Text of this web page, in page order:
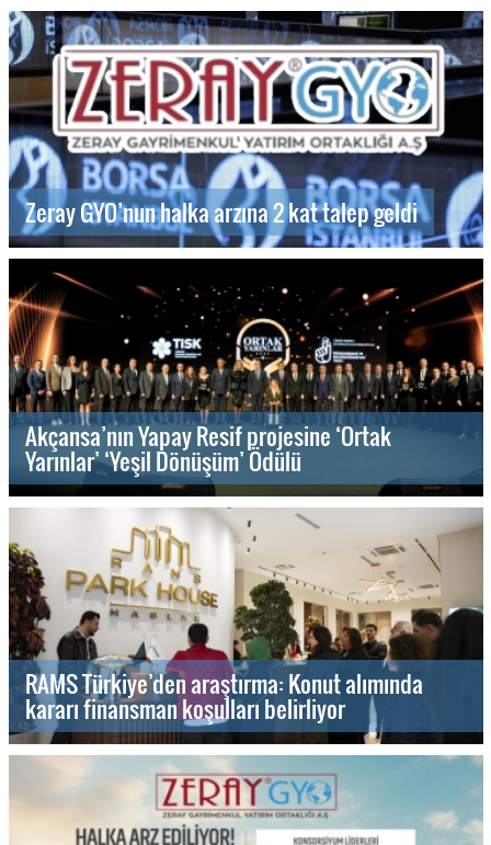
Zeray GYO’nun halka arzına 2 kat talep geldi
Akçansa’nın Yapay Resif projesine ‘Ortak
Yarınlar’ ‘Yeşil Dönüşüm’ Ödülü
RAMS Türkiye’den araştırma: Konut alımında
kararı finansman koşulları belirliyor